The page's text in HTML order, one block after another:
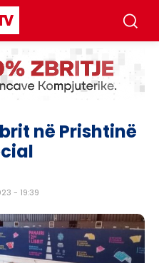
në Prishtinë
- 19:39